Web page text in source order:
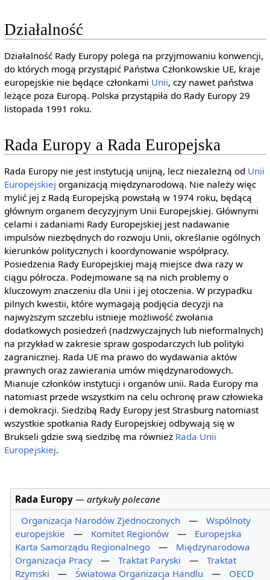
Działalność
Działalność Rady Europy polega na przyjmowaniu konwencji,
do których mogą przystąpić Państwa Członkowskie UE, kraje
europejskie nie będące członkami Unii, czy nawet państwa
leżące poza Europą. Polska przystąpiła do Rady Europy 29
listopada 1991 roku.
Rada Europy a Rada Europejska
Rada Europy nie jest instytucją unijną, lecz niezależną od Unii
Europejskiej organizacją międzynarodową. Nie należy więc
mylić jej z Radą Europejską powstałą w 1974 roku, będącą
głównym organem decyzyjnym Unii Europejskiej. Głównymi
celami i zadaniami Rady Europejskiej jest nadawanie
impulsów niezbędnych do rozwoju Unii, określanie ogólnych
kierunków politycznych i koordynowanie współpracy.
Posiedzenia Rady Europejskiej mają miejsce dwa razy w
ciągu półrocza. Podejmowane są na nich problemy o
kluczowym znaczeniu dla Unii i jej otoczenia. W przypadku
pilnych kwestii, które wymagają podjęcia decyzji na
najwyższym szczeblu istnieje możliwość zwołania
dodatkowych posiedzeń (nadzwyczajnych lub nieformalnych)
na przykład w zakresie spraw gospodarczych lub polityki
zagranicznej. Rada UE ma prawo do wydawania aktów
prawnych oraz zawierania umów międzynarodowych.
Mianuje członków instytucji i organów unii. Rada Europy ma
natomiast przede wszystkim na celu ochronę praw człowieka
i demokracji. Siedzibą Rady Europy jest Strasburg natomiast
wszystkie spotkania Rady Europejskiej odbywają się w
Brukseli gdzie swą siedzibę ma również Rada Unii
Europejskiej.
Rada Europy —artykuły polecane
Organizacja Narodów Zjednoczonych
—
Wspólnoty
europejskie
— Komitet Regionów —
Europejska
Karta Samorządu Regionalnego
—
Międzynarodowa
Organizacja Pracy
— Traktat Paryski —
Traktat
Rzymski
— Światowa Organizacja Handlu — OECD